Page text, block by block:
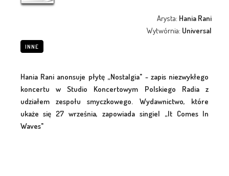
Arysta: Hania Rani
Wytwórnia: Universal
INNE
Hania Rani anonsuje płytę „Nostalgia" - zapis niezwykłego
koncertu w Studio Koncertowym Polskiego Radia z
udziałem zespołu smyczkowego. Wydawnictwo, które
ukaże się 27 września, zapowiada singiel „It Comes In
Waves"